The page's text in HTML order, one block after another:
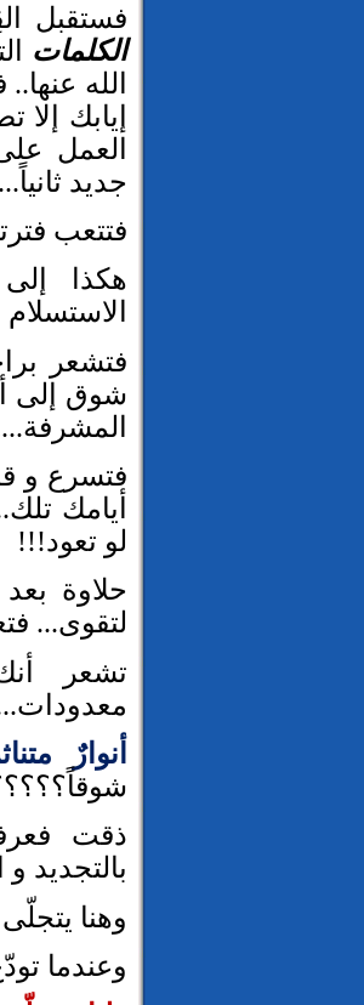
فستقبل
الكلمات
الله
إيابك
العمل
جديد ثانياً...
فتتعب
هكذا
فتشعر
شوق إلى
فتسرع و
أيامك
لو تعود!!!
حلاوة
لتقوى...
تشعر
أنوارٌ
ذقت
بالتجديد و
وهنا
وعندما